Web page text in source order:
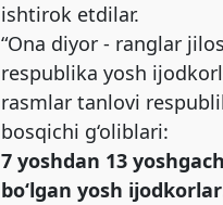
ishtirok etdilar.
“Ona diyor - ranglar
respublika yosh
rasmlar tanlovi
bosqichi g‘oliblari:
7 yoshdan 13
bo‘lgan yosh